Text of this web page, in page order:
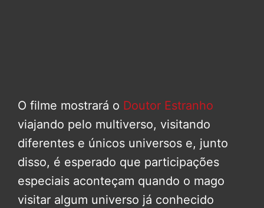
O filme mostrará o Doutor Estranho
viajando pelo multiverso, visitando
diferentes e únicos universos e, junto
disso, é esperado que participações
especiais aconteçam quando o mago
visitar algum universo já conhecido